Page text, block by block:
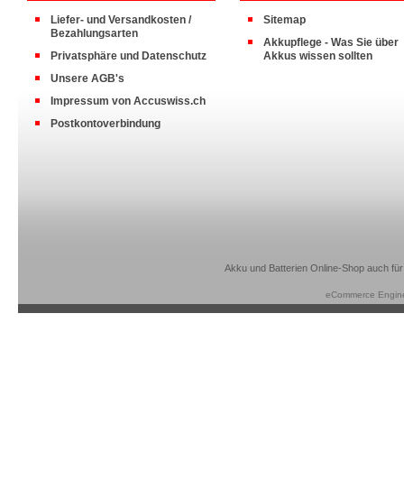
Liefer- und Versandkosten /
Bezahlungsarten
Privatsphäre und Datenschutz
Unsere AGB's
Impressum von Accuswiss.ch
Postkontoverbindung
Sitemap
Akkupflege - Was Sie über
Akkus wissen sollten
Akku und Batterien Online-Shop auch
eCommerce